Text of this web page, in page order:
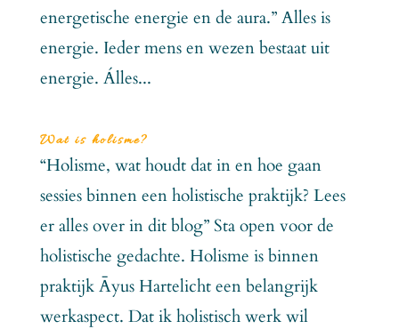
energetische energie en de aura.” Alles is
energie. Ieder mens en wezen bestaat uit
energie. Álles...
Wat is holisme?
“Holisme, wat houdt dat in en hoe gaan
sessies binnen een holistische praktijk? Lees
er alles over in dit blog” Sta open voor de
holistische gedachte. Holisme is binnen
praktijk Āyus Hartelicht een belangrijk
werkaspect. Dat ik holistisch werk wil